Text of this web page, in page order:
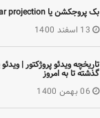
بک پروجکشن یا rear projection چیست؟
13 اسفند 1400
تاریخچه ویدئو پروژکتور | ویدئو
گذشته تا به امروز
06 بهمن 1400